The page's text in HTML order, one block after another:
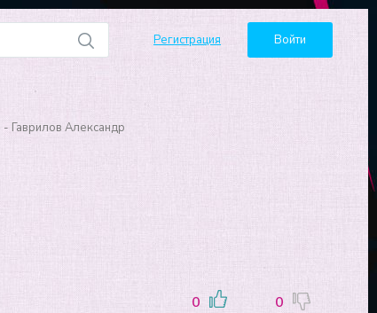
Регистрация Войти
- Гаврилов Александр
0 0